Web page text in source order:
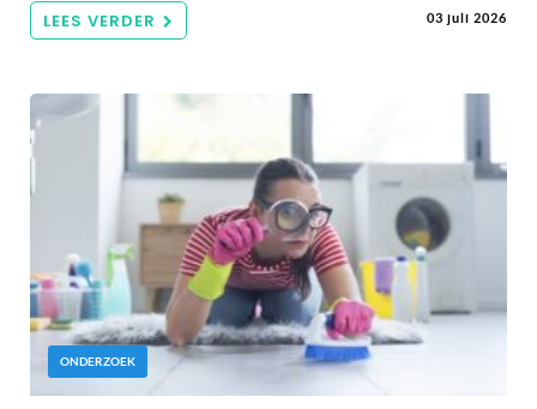
LEES VERDER 03 juli 2026
ONDERZOEK